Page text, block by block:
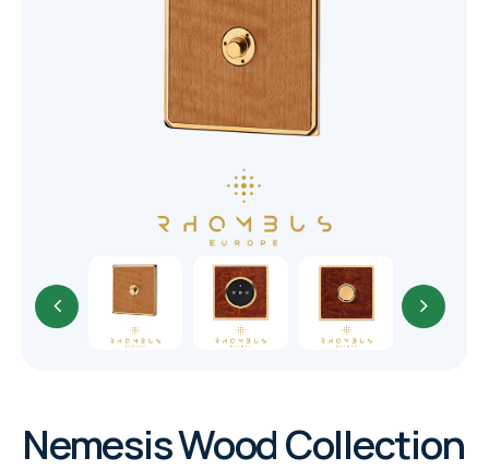
EN
Nemesis Wood Collection